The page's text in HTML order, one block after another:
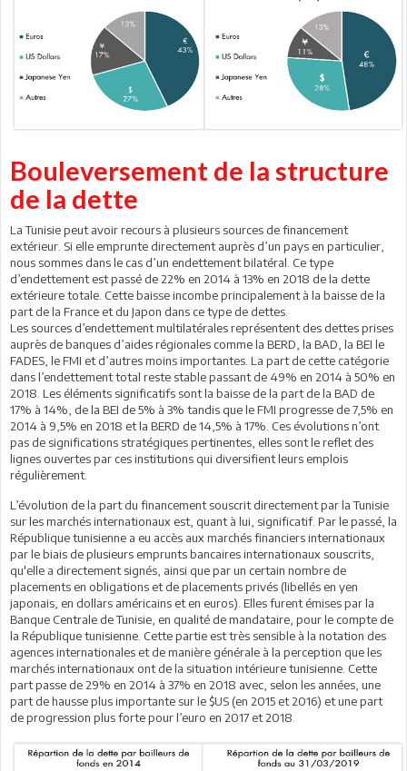
Bouleversement de la structure
de la dette
La Tunisie peut avoir recours à plusieurs sources de financement
extérieur. Si elle emprunte directement auprès d’un pays en particulier,
nous sommes dans le cas d’un endettement bilatéral. Ce type
d’endettement est passé de 22% en 2014 à 13% en 2018 de la dette
extérieure totale. Cette baisse incombe principalement à la baisse de la
part de la France et du Japon dans ce type de dettes.
Les sources d’endettement multilatérales représentent des dettes prises
auprès de banques d’aides régionales comme la BERD, la BAD, la BEI le
FADES, le FMI et d’autres moins importantes. La part de cette catégorie
dans l’endettement total reste stable passant de 49% en 2014 à 50% en
2018. Les éléments significatifs sont la baisse de la part de la BAD de
17% à 14%, de la BEI de 5% à 3% tandis que le FMI progresse de 7,5% en
2014 à 9,5% en 2018 et la BERD de 14,5% à 17%. Ces évolutions n’ont
pas de significations stratégiques pertinentes, elles sont le reflet des
lignes ouvertes par ces institutions qui diversifient leurs emplois
régulièrement.
L’évolution de la part du financement souscrit directement par la Tunisie
sur les marchés internationaux est, quant à lui, significatif. Par le passé, la
République tunisienne a eu accès aux marchés financiers internationaux
par le biais de plusieurs emprunts bancaires internationaux souscrits,
qu'elle a directement signés, ainsi que par un certain nombre de
placements en obligations et de placements privés (libellés en yen
japonais, en dollars américains et en euros). Elles furent émises par la
Banque Centrale de Tunisie, en qualité de mandataire, pour le compte de
la République tunisienne. Cette partie est très sensible à la notation des
agences internationales et de manière générale à la perception que les
marchés internationaux ont de la situation intérieure tunisienne. Cette
part passe de 29% en 2014 à 37% en 2018 avec, selon les années, une
part de hausse plus importante sur le $US (en 2015 et 2016) et une part
de progression plus forte pour l’euro en 2017 et 2018.